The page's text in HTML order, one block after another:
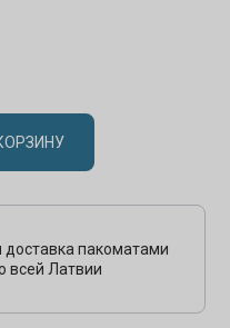
доставка пакоматами
всей Латвии